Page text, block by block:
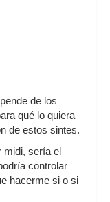
de los
qué lo quiera
de estos sintes.
midi, sería el
controlar
hacerme si o si